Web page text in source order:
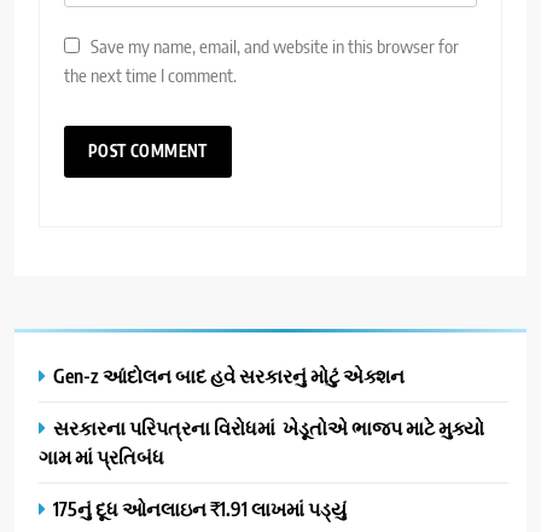
Save my name, email, and website in this browser for
the next time I comment.
Gen-z આંદોલન બાદ હવે સરકારનું મોટું એક્શન
સરકારના પરિપત્રના વિરોધમાં ખેડૂતોએ ભાજપ માટે મુક્યો
ગામ માં પ્રતિબંધ
175નું દૂધ ઓનલાઇન ₹1.91 લાખમાં પડ્યું